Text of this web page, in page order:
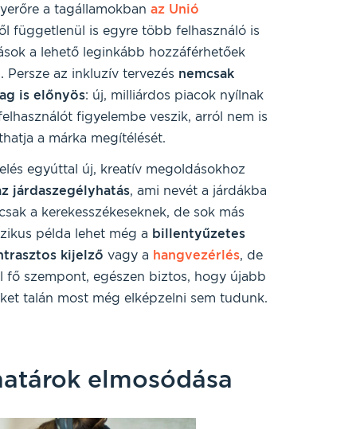
a tagállamokban az Unió
függetlenül is egyre több felhasználó is
a lehető leginkább hozzáférhetőek
Persze az inkluzív tervezés nemcsak
is előnyös: új, milliárdos piacok nyílnak
figyelembe veszik, arról nem is
a márka megítélését.
egyúttal új, kreatív megoldásokhoz
járdaszegélyhatás, ami nevét a járdákba
a kerekesszékeseknek, de sok más
példa lehet még a billentyűzetes
kijelző vagy a hangvezérlés, de
fő szempont, egészen biztos, hogy újabb
talán most még elképzelni sem tudunk.
elmosódása